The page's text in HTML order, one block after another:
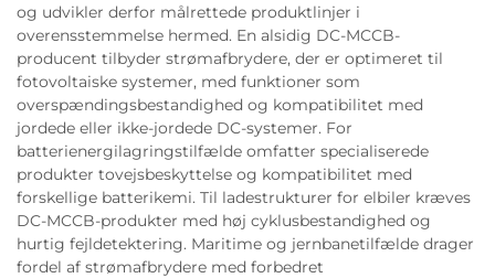
og udvikler derfor målrettede produktlinjer i
overensstemmelse hermed. En alsidig DC-MCCB-
producent tilbyder strømafbrydere, der er optimeret til
fotovoltaiske systemer, med funktioner som
overspændingsbestandighed og kompatibilitet med
jordede eller ikke-jordede DC-systemer. For
batterienergilagringstilfælde omfatter specialiserede
produkter tovejsbeskyttelse og kompatibilitet med
forskellige batterikemi. Til ladestrukturer for elbiler kræves
DC-MCCB-produkter med høj cyklusbestandighed og
hurtig fejldetektering. Maritime og jernbanetilfælde drager
fordel af strømafbrydere med forbedret